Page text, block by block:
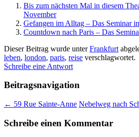
Bis zum nächsten Mal in diesem
November
Gefangen im Alltag – Das Seminar
Countdown nach Paris – Das
Dieser Beitrag wurde unterFrankfurt
leben, london, paris, reise verschlagwortet.
Schreibe eine Antwort
Beitragsnavigation
← 59 Rue Sainte-Anne Nebelweg nach
Schreibe einen Kommentar